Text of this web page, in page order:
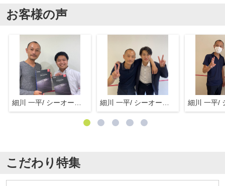
お客様の声
細川 一平/ シーオーエム(株) 細川 一平/ シーオーエム(株)
こだわり特集